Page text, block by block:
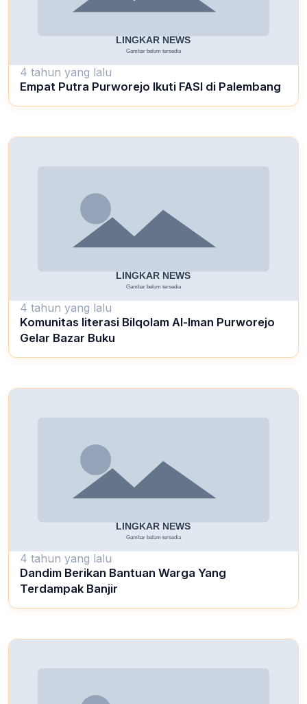
4 tahun yang lalu
Empat Putra Purworejo Ikuti FASI di Palembang
4 tahun yang lalu
Komunitas literasi Bilqolam Al-Iman Purworejo
Gelar Bazar Buku
4 tahun yang lalu
Dandim Berikan Bantuan Warga Yang
Terdampak Banjir